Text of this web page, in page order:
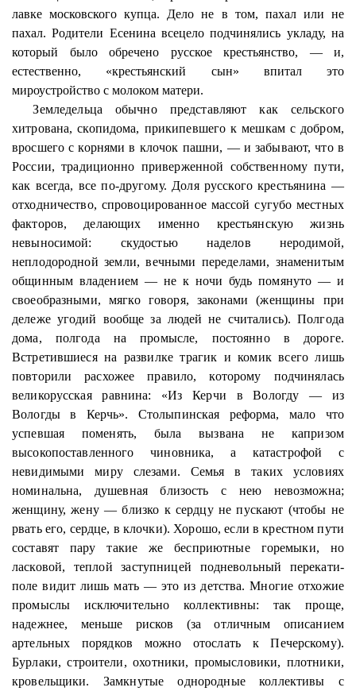
лавке московского купца. Дело не в том, пахал или не
пахал. Родители Есенина всецело подчинялись укладу, на
который было обречено русское крестьянство, — и,
естественно, «крестьянский сын» впитал это
мироустройство с молоком матери.
Земледельца обычно представляют как сельского
хитрована, скопидома, прикипевшего к мешкам с добром,
вросшего с корнями в клочок пашни, — и забывают, что в
России, традиционно приверженной собственному пути,
как всегда, все по-другому. Доля русского крестьянина —
отходничество, спровоцированное массой сугубо местных
факторов, делающих именно крестьянскую жизнь
невыносимой: скудостью наделов неродимой,
неплодородной земли, вечными переделами, знаменитым
общинным владением — не к ночи будь помянуто — и
своеобразными, мягко говоря, законами (женщины при
дележе угодий вообще за людей не считались). Полгода
дома, полгода на промысле, постоянно в дороге.
Встретившиеся на развилке трагик и комик всего лишь
повторили расхожее правило, которому подчинялась
великорусская равнина: «Из Керчи в Вологду — из
Вологды в Керчь». Столыпинская реформа, мало что
успевшая поменять, была вызвана не капризом
высокопоставленного чиновника, а катастрофой с
невидимыми мируслезами. Семья в таких условиях
номинальна, душевная близость с нею невозможна;
женщину, жену — близко к сердцу не пускают (чтобы не
рвать его, сердце, в клочки). Хорошо, если в крестном пути
составят пару такие же бесприютные горемыки, но
ласковой, теплой заступницей подневольный перекати-
поле видит лишь мать — это из детства. Многие отхожие
промыслы исключительно коллективны: так проще,
надежнее, меньше рисков (за отличным описанием
артельных порядков можно отослать к Печерскому).
Бурлаки, строители, охотники, промысловики, плотники,
кровельщики. Замкнутые однородные коллективы с